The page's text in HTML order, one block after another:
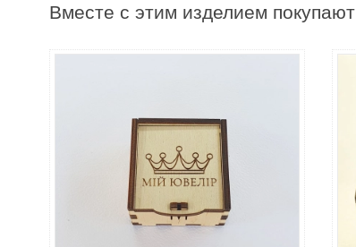
Вместе с этим изделием покупают